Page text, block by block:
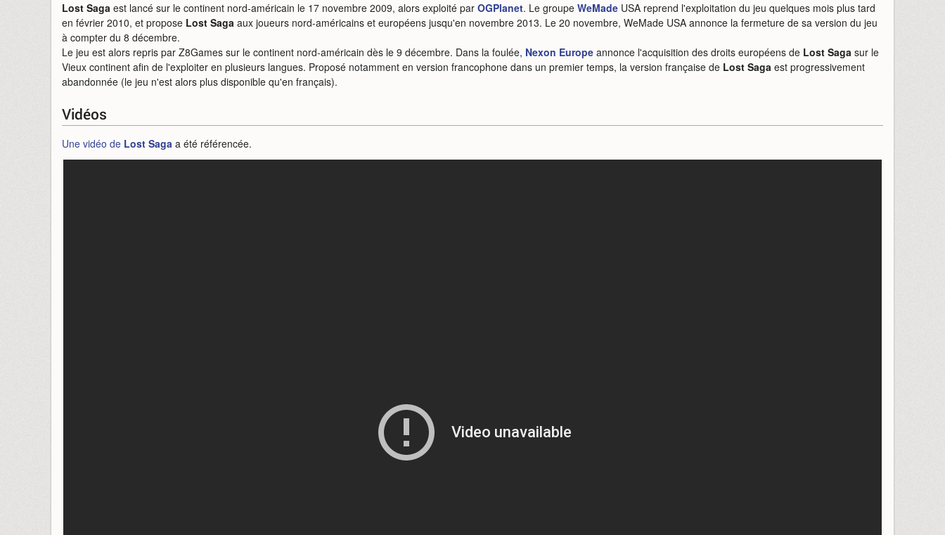
Lost Saga est lancé sur le continent nord-américain le 17 novembre 2009, alors exploité par OGPlanet. Le groupe WeMade USA reprend l'exploitation du jeu quelques mois plus tard
en février 2010, et propose Lost Saga aux joueurs nord-américains et européens jusqu'en novembre 2013. Le 20 novembre, WeMade USA annonce la fermeture de sa version du jeu
à compter du 8 décembre.
Le jeu est alors repris par Z8Games sur le continent nord-américain dès le 9 décembre. Dans la foulée, Nexon Europe annonce l'acquisition des droits européens de Lost Saga sur le
Vieux continent afin de l'exploiter en plusieurs langues. Proposé notamment en version francophone dans un premier temps, la version française de Lost Saga est progressivement
abandonnée (le jeu n'est alors plus disponible qu'en français).
Vidéos
Une vidéo de Lost Saga a été référencée.